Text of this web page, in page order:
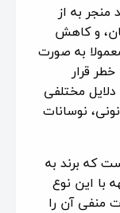
به از
و کاهش
به صورت
قرار
مختلفی
نوسانات
که برند به
با این نوع
منفی آن را